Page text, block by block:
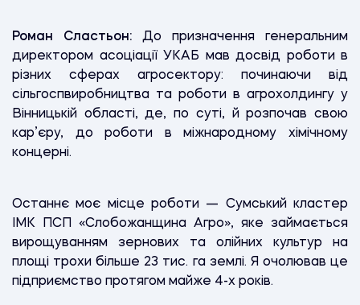
Роман Сластьон: До призначення генеральним
директором асоціації УКАБ мав досвід роботи в
різних сферах агросектору: починаючи від
сільгоспвиробництва та роботи в агрохолдингу у
Вінницькій області, де, по суті, й розпочав свою
кар’єру, до роботи в міжнародному хімічному
концерні.
Останнє моє місце роботи — Сумський кластер
ІМК ПСП «Слобожанщина Агро», яке займається
вирощуванням зернових та олійних культур на
площі трохи більше 23 тис. га землі. Я очолював це
підприємство протягом майже 4-х років.